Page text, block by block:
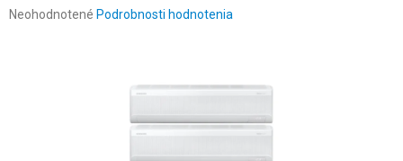
Priemerné
Neohodnotené Podrobnosti hodnotenia